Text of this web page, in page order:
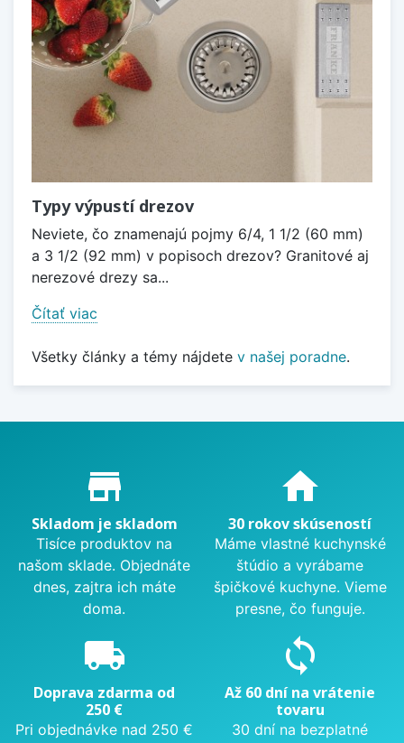
Typy výpustí drezov
Neviete, čo znamenajú pojmy 6/4, 1 1/2 (60 mm)
a 3 1/2 (92 mm) v popisoch drezov? Granitové aj
nerezové drezy sa...
Čítať viac
Všetky články a témy nájdete v našej poradne.
Proč nakupovat u nás?
store_mall_directory
Skladom je skladom
Tisíce produktov na
našom sklade. Objednáte
dnes, zajtra ich máte
doma.
home
30 rokov skúseností
Máme vlastné kuchynské
štúdio a vyrábame
špičkové kuchyne. Vieme
presne, čo funguje.
local_shipping
Doprava zdarma od
250 €
Pri objednávke nad 250 €
sync
Až 60 dní na vrátenie
tovaru
30 dní na bezplatné